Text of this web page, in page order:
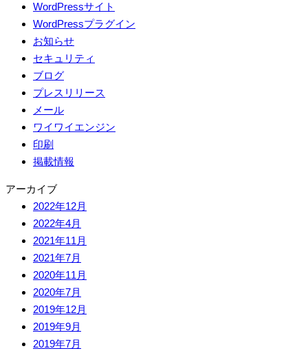
WordPressサイト
WordPressプラグイン
お知らせ
セキュリティ
ブログ
プレスリリース
メール
ワイワイエンジン
印刷
掲載情報
アーカイブ
2022年12月
2022年4月
2021年11月
2021年7月
2020年11月
2020年7月
2019年12月
2019年9月
2019年7月